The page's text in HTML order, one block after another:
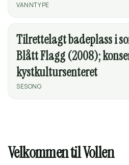
VANNTYPE
Tilrettelagt badeplass i
Blått Flagg (2008);
kystkultursenteret
SESONG
Velkommen til Vollen